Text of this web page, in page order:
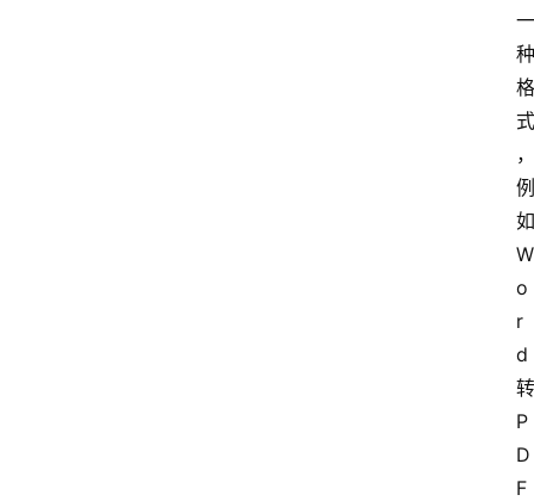
一
种
格
式
，
例
如
W
o
r
d
转
P
D
F